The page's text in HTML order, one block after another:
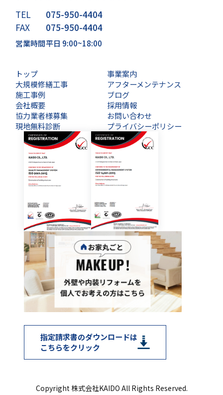
TEL
075-950-4404
FAX
075-950-4404
営業時間平日 9:00~18:00
トップ
事業案内
大規模修繕工事
アフターメンテナンス
施工事例
ブログ
会社概要
採用情報
協力業者様募集
お問い合わせ
現地無料診断
プライバシーポリシー
指定請求書のダウンロードは
こちらをクリック
Copyright 株式会社KAIDO All Rights Reserved.